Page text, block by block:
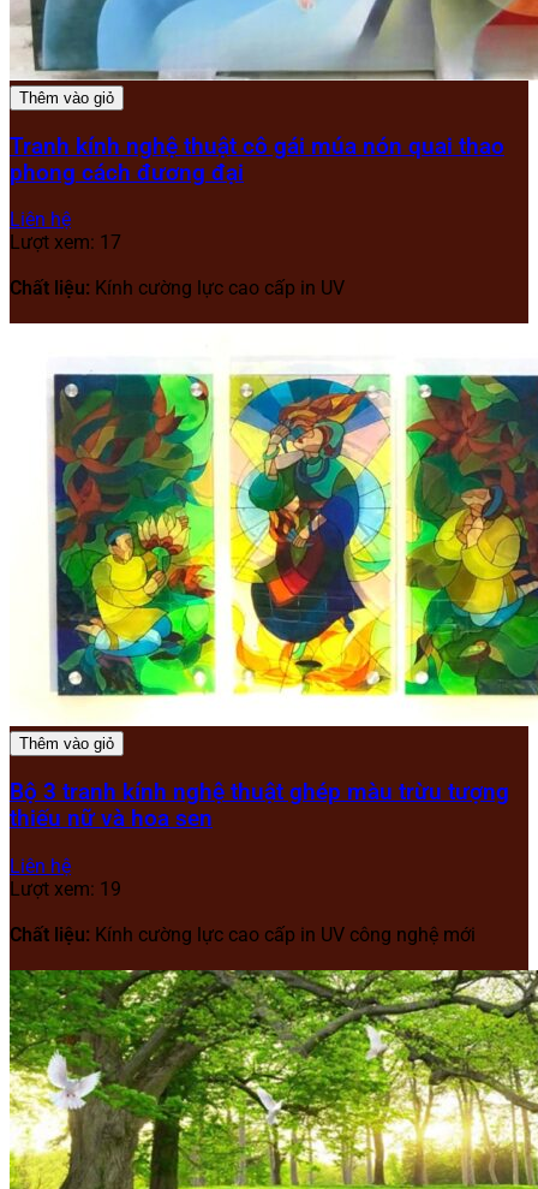
Thêm vào giỏ
Tranh kính nghệ thuật cô gái múa nón quai thao
phong cách đương đại
Liên hệ
Lượt xem: 17
Chất liệu: Kính cường lực cao cấp in UV
Thêm vào giỏ
Bộ 3 tranh kính nghệ thuật ghép màu trừu tượng
thiếu nữ và hoa sen
Liên hệ
Lượt xem: 19
Chất liệu: Kính cường lực cao cấp in UV công nghệ mới